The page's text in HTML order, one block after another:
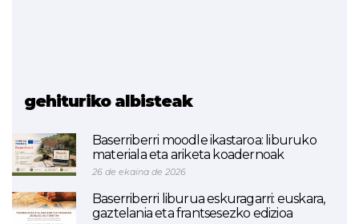
gehituriko albisteak
Baserriberri moodle ikastaroa: liburuko
materiala eta ariketa koadernoak
26 de ekaina de 2026
Baserriberri liburua eskuragarri: euskara,
gaztelania eta frantsesezko edizioa